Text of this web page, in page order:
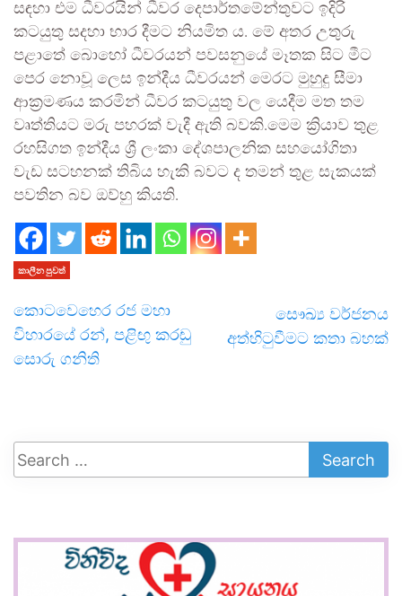
සඳහා එම ධීවරයින් ධීවර දෙපාර්තමේන්තුවට ඉදිරි
කටයුතු සදහා භාර දීමට නියමිත ය. මේ අතර උතුරු
පළාතේ බොහෝ ධීවරයන් පවසනුයේ මෑතක සිට මීට
පෙර නොවූ ලෙස ඉන්දීය ධීවරයන් මෙරට මුහුදු සීමා
ආක්‍රමණය කරමින් ධීවර කටයුතු වල යෙදීම මත තම
වෘත්තියට මරු පහරක් වැදී ඇති බවකි.මෙම ක්‍රියාව තුළ
රහසිගත ඉන්දීය ශ්‍රී ලංකා දේශපාලනික සහයෝගිතා
වැඩ සටහනක් තිබිය හැකි බවට ද තමන් තුළ සැකයක්
පවතින බව ඔව්හු කියති.
කාලීන පුවත්
කොටවෙහෙර රජ මහා
විහාරයේ රන්, පළිඟු කරඬු
සොරු ගනිති
සෞඛ්‍ය වර්ජනය
අත්හිටුවීමට කතා බහක්